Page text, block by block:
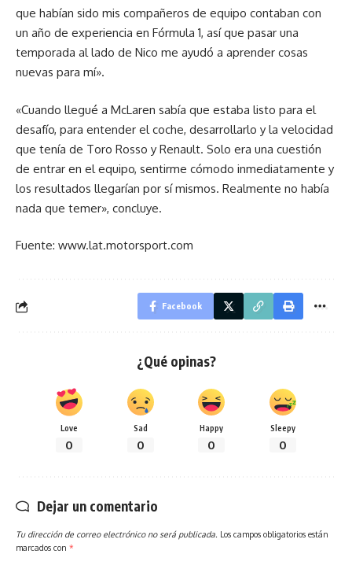
que habían sido mis compañeros de equipo contaban con
un año de experiencia en Fórmula 1, así que pasar una
temporada al lado de Nico me ayudó a aprender cosas
nuevas para mí».
«Cuando llegué a McLaren sabía que estaba listo para el
desafío, para entender el coche, desarrollarlo y la velocidad
que tenía de Toro Rosso y Renault. Solo era una cuestión
de entrar en el equipo, sentirme cómodo inmediatamente y
los resultados llegarían por sí mismos. Realmente no había
nada que temer», concluye.
Fuente: www.lat.motorsport.com
Facebook
¿Qué opinas?
Love
0
Sad
0
Happy
0
Sleepy
0
Dejar un comentario
Tu dirección de correo electrónico no será publicada. Los campos obligatorios están
marcados con *